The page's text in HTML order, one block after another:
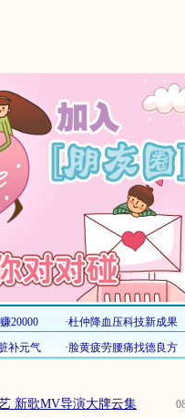
新歌MV导演大牌云集